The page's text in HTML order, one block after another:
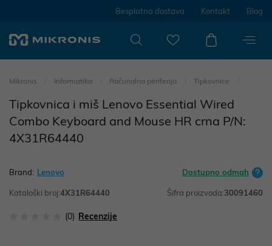
Besplatna dostava Kontakt Blog
Mikronis Informatika Računalna periferija Tipkovnice
Tipkovnica i miš Lenovo Essential Wired
Combo Keyboard and Mouse HR crna P/N:
4X31R64440
Brand: Lenovo Dostupno odmah
Kataloški broj:4X31R64440 Šifra proizvoda:30091460
(0) Recenzije